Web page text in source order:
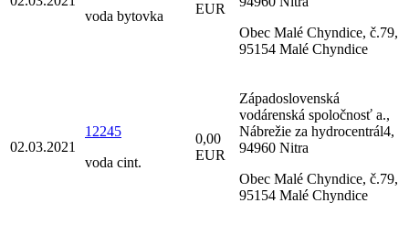
voda bytovka
EUR
Obec Malé Chyndice, č.79,
95154 Malé Chyndice
02.03.2021
12245
voda cint.
0,00
EUR
Západoslovenská
vodárenská spoločnosť a.,
Nábrežie za hydrocentrál4,
94960 Nitra
Obec Malé Chyndice, č.79,
95154 Malé Chyndice